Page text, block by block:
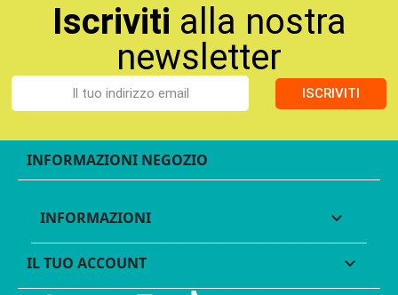
Iscriviti alla nostra
newsletter
ISCRIVITI
INFORMAZIONI NEGOZIO
INFORMAZIONI 
IL TUO ACCOUNT 